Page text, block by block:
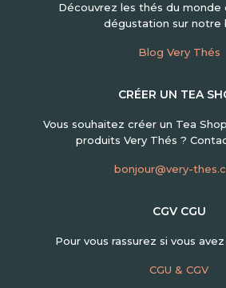
Découvrez les thés du monde
dégustation sur notre
Blog Very Thés
CRÉER UN TEA
Vous souhaitez créer un Tea
produits Very Thés ?
bonjour@very-
CGV CGU
Pour vous rassurez si vous
CGU & CGV